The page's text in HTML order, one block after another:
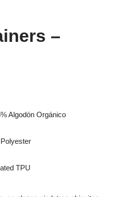
–
Algodón Orgánico
TPU